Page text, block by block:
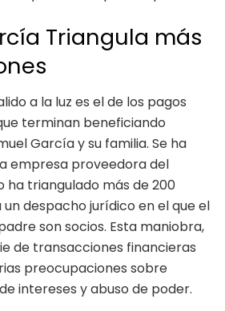
Triangula más
a la luz es el de los pagos
terminan beneficiando
García y su familia. Se ha
empresa proveedora del
ha triangulado más de 200
un despacho jurídico en el que el
son socios. Esta maniobra,
de transacciones financieras
preocupaciones sobre
intereses y abuso de poder.